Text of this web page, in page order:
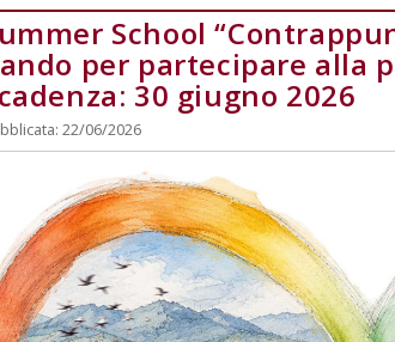
School
per partecipare alla
30 giugno 2026
22/06/2026